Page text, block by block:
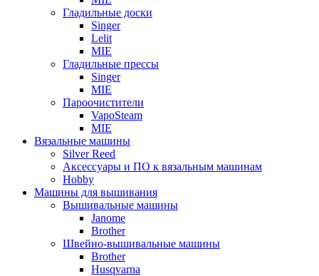
Гладильные доски
Singer
Lelit
MIE
Гладильные прессы
Singer
MIE
Пароочистители
VapoSteam
MIE
Вязальные машины
Silver Reed
Аксессуары и ПО к вязальным машинам
Hobby
Машины для вышивания
Вышивальные машины
Janome
Brother
Швейно-вышивальные машины
Brother
Husqvarna